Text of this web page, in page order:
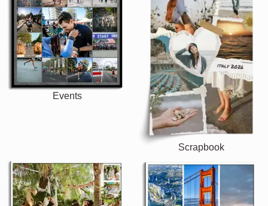
Events
Scrapbook